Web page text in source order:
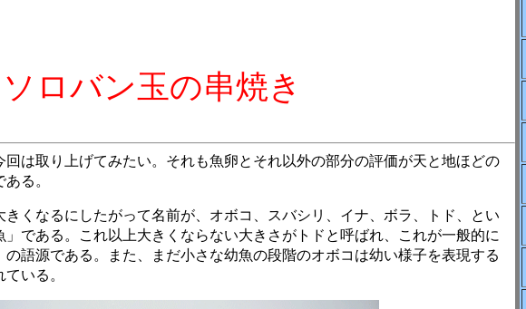
ソロバン玉の串焼き
は取り上げてみたい。それも魚卵とそれ以外の部分の評価が天と地ほどの
る。
くなるにしたがって名前が、オボコ、スバシリ、イナ、ボラ、トド、とい
」である。これ以上大きくならない大きさがトドと呼ばれ、これが一般的に
語源である。また、まだ小さな幼魚の段階のオボコは幼い様子を表現する
いる。